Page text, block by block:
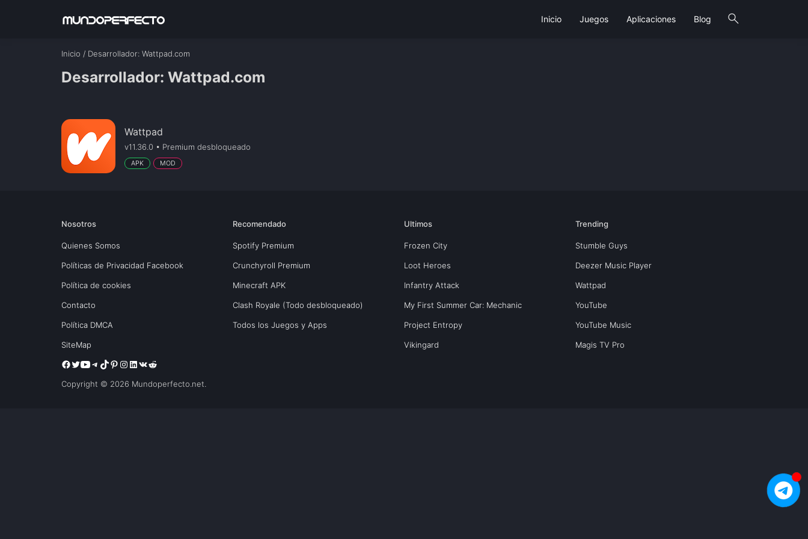
search
Inicio Juegos Aplicaciones Blog
Inicio / Desarrollador: Wattpad.com
Desarrollador: Wattpad.com
Wattpad
v11.36.0 • Premium desbloqueado
APK MOD
Nosotros
Quienes Somos
Políticas de Privacidad Facebook
Política de cookies
Contacto
Política DMCA
SiteMap
Recomendado
Spotify Premium
Crunchyroll Premium
Minecraft APK
Clash Royale (Todo desbloqueado)
Todos los Juegos y Apps
Ultimos
Frozen City
Loot Heroes
Infantry Attack
My First Summer Car: Mechanic
Project Entropy
Vikingard
Trending
Stumble Guys
Deezer Music Player
Wattpad
YouTube
YouTube Music
Magis TV Pro
Copyright © 2026 Mundoperfecto.net.